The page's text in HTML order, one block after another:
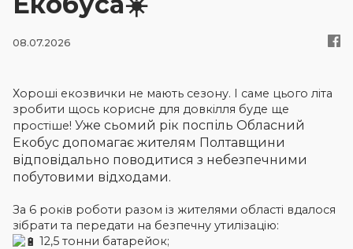
Увійти
08.07.2026
Хороші екозвички не мають сезону. І саме цього літа
зробити щось корисне для довкілля буде ще
простіше! Уже сьомий рік поспіль Обласний
Екобус допомагає жителям Полтавщини
відповідально поводитися з небезпечними
побутовими відходами.
За 6 років роботи разом із жителями області вдалося
зібрати та передати на безпечну утилізацію:
12,5 тонни батарейок;